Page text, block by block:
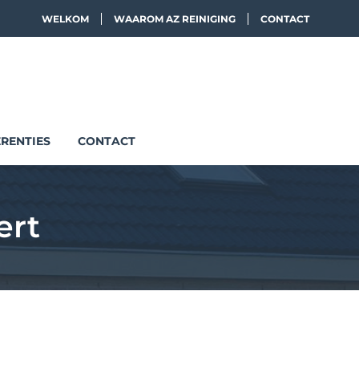
WELKOM WAAROM AZ REINIGING CONTACT
CONTACT